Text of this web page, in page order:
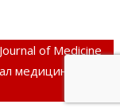
of Medicine
медицины и